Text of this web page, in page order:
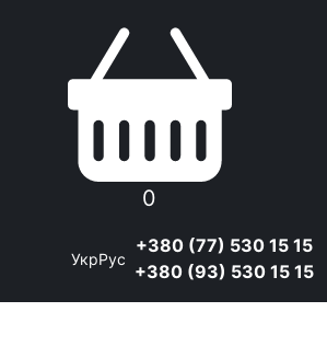
0
УкрРус
+380 (77) 530 15 15
+380 (93) 530 15 15